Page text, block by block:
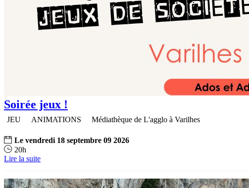
Soirée jeux !
JEU ANIMATIONS Médiathèque de L'agglo à Varilhes
Le vendredi 18 septembre 09 2026
20h
Lire la suite